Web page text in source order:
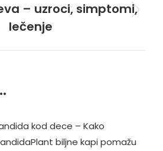
Next
post:
– uzroci, simptomi,
lečenje
kod dece – Kako
biljne kapi pomažu